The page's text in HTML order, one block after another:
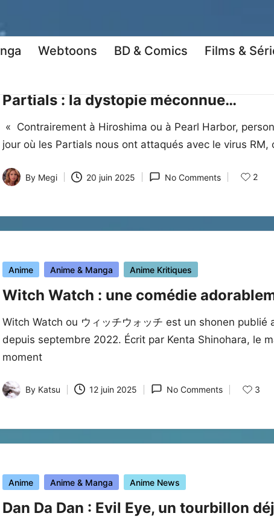
Webtoons BD & Comics Films &
Partials : la dystopie méconnue…
« Contrairement à Hiroshima ou à Pearl Harbor,
jour où les Partials nous ont attaqués avec le virus RM,
Posted
By Megi 20 juin 2025 No Comments 2
Posted
Anime Anime & Manga Anime Kritiques
Witch Watch : une comédie
Witch Watch ou ウィッチウォッチ est un shonen publié
depuis septembre 2022. Écrit par Kenta Shinohara, le
moment
Posted
By Katsu 12 juin 2025 No Comments 3
Posted
Anime Anime & Manga Anime News
Dan Da Dan : Evil Eye, un tourbillon